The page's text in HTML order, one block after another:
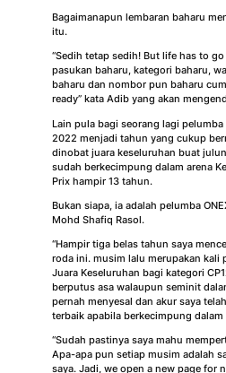
Bagaimanapun lembaran baharu
itu.
“Sedih tetap sedih! But life has to
pasukan baharu, kategori baharu,
baharu dan nombor pun baharu
ready” kata Adib yang akan
Lain pula bagi seorang lagi pelumba
2022 menjadi tahun yang cukup
dinobat juara keseluruhan buat
sudah berkecimpung dalam arena
Prix hampir 13 tahun.
Bukan siapa, ia adalah pelumba
Mohd Shafiq Rasol.
“Hampir tiga belas tahun saya
roda ini. musim lalu merupakan kali
Juara Keseluruhan bagi kategori
berputus asa walaupun seminit
pernah menyesal dan akur saya
terbaik apabila berkecimpung
“Sudah pastinya saya mahu
Apa-apa pun setiap musim adalah
saya. Jadi,we open a new page for